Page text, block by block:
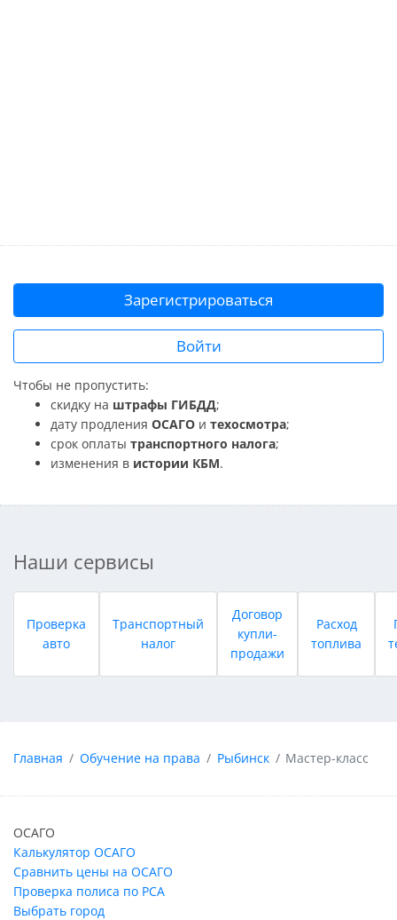
Зарегистрироваться
Войти
Чтобы не пропустить:
скидку на штрафы ГИБДД;
дату продления ОСАГО и техосмотра;
срок оплаты транспортного налога;
изменения в истории КБМ.
Наши сервисы
Проверка
авто
Транспортный
налог
Договор
купли-
продажи
Расход
топлива
Главная Обучение на права Рыбинск Мастер-класс
ОСАГО
Калькулятор ОСАГО
Сравнить цены на ОСАГО
Проверка полиса по РСА
Выбрать город